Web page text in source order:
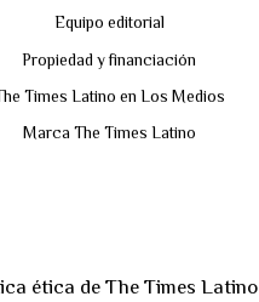
Equipo editorial
Propiedad y financiación
Times Latino en Los Medios
Marca The Times Latino
ética de The Times Latino